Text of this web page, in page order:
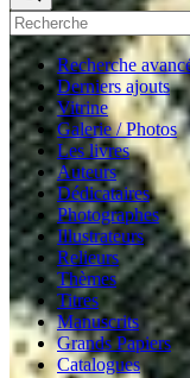
Recherche
Derniers ajouts
Vitrine
Galerie / Photos
Les livres
Auteurs
Dédicataires
Photographes
Illustrateurs
Relieurs
Thèmes
Titres
Manuscrits
Grands Papiers
Catalogues